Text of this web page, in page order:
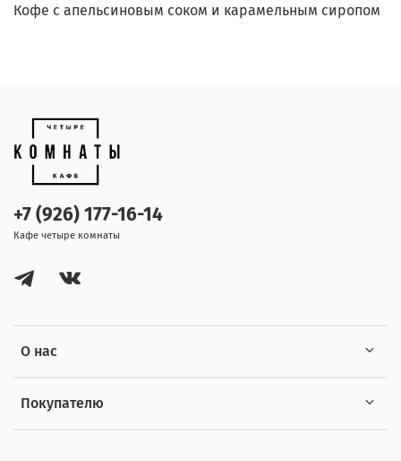
Кофе с апельсиновым соком и карамельным сиропом
О нас
Покупателю
+7 (926) 177-16-14
Кафе четыре комнаты